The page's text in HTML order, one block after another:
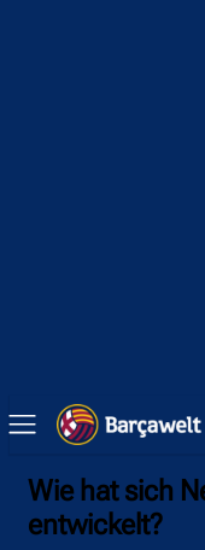
Wie hat sich
entwickelt?